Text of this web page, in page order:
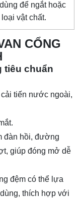
để ngắt hoặc
vật chất.
CỔNG
tiêu chuẩn
tiến nước ngoài,
đàn hồi, đường
giúp đóng mở dễ
đệm có thể lựa
thích hợp với